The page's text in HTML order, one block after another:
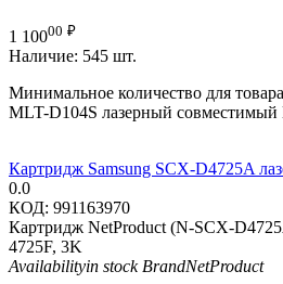
1 10000 ₽
Наличие: 545 шт.
Минимальное количество для
MLT-D104S лазерный совместимый
Картридж Samsung SCX-D4725A
0.0
КОД: 991163970
Картридж NetProduct (N-SCX-
4725F, 3K
Availabilityin stock BrandNetProduct